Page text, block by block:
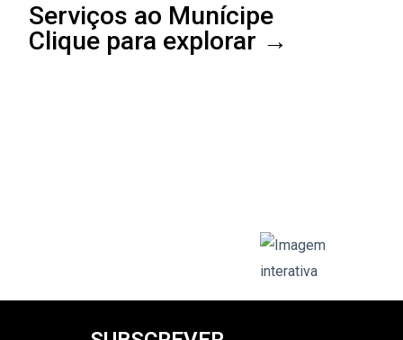
Serviços ao Munícipe
Clique para explorar →